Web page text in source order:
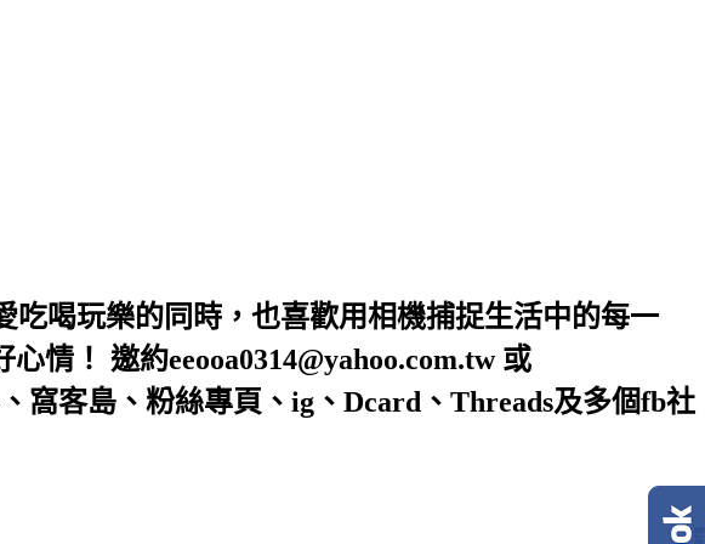
喝玩樂的同時，也喜歡用相機捕捉生活中的每一
情！ 邀約eeooa0314@yahoo.com.tw 或
窩客島、粉絲專頁、ig、Dcard、Threads及多個fb社